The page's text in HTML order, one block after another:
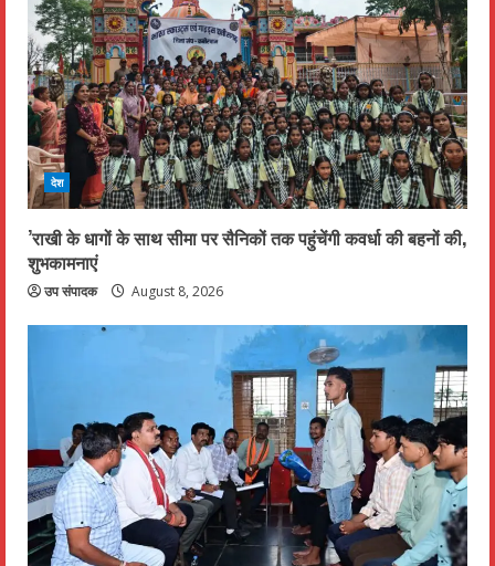
देश
’राखी के धागों के साथ सीमा पर सैनिकों तक पहुंचेंगी कवर्धा की बहनों की,
शुभकामनाएं
उप संपादक August 8, 2026